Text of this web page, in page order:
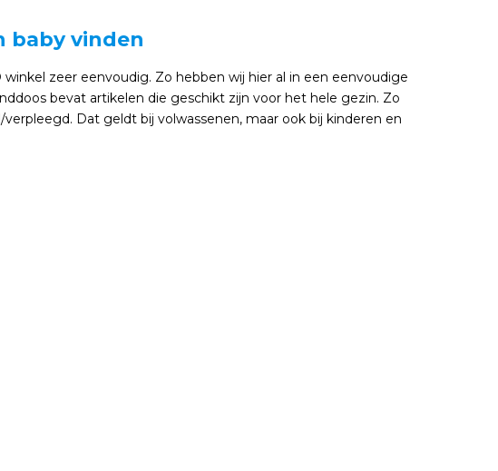
baby vinden
zeer eenvoudig. Zo hebben wij hier al in een eenvoudige
bevat artikelen die geschikt zijn voor het hele gezin. Zo
Dat geldt bij volwassenen, maar ook bij kinderen en